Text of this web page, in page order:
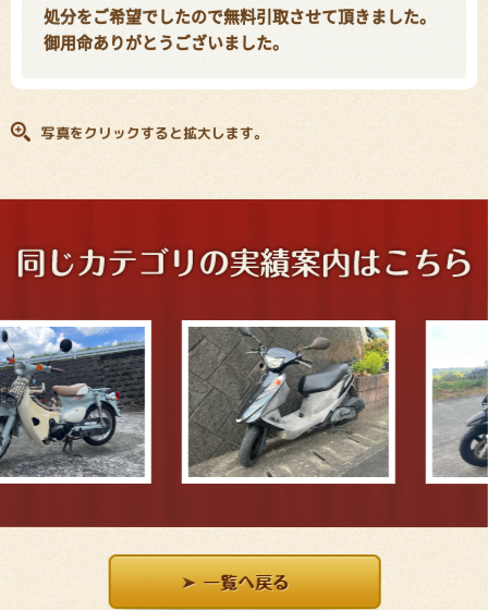
処分をご希望でしたので無料引取させて頂きました。
御用命ありがとうございました。
写真をクリックすると拡大します。